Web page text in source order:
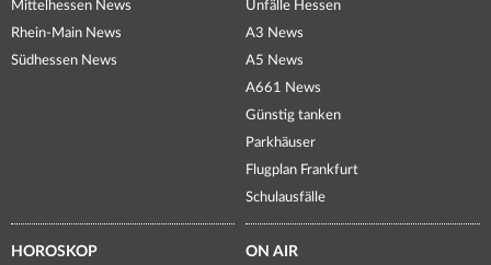
Mittelhessen News
Rhein-Main News
Südhessen News
Unfälle Hessen
A3 News
A5 News
A661 News
Günstig tanken
Parkhäuser
Flugplan Frankfurt
Schulausfälle
HOROSKOP ON AIR